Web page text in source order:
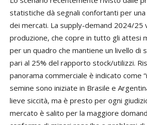
statistiche dà segnali confortanti per
dei mercati. La supply-demand 2024/25
produzione, che copre in tutto gli attesi
per un quadro che mantiene un livello di
pari al 25% del rapporto stock/utilizzi.
panorama commerciale è indicato come
semine sono iniziate in Brasile e
lieve siccità, ma è presto per ogni
mercato è salito per la maggiore